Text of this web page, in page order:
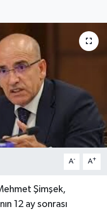
A- A+
Şimşek,
12 ay sonrası